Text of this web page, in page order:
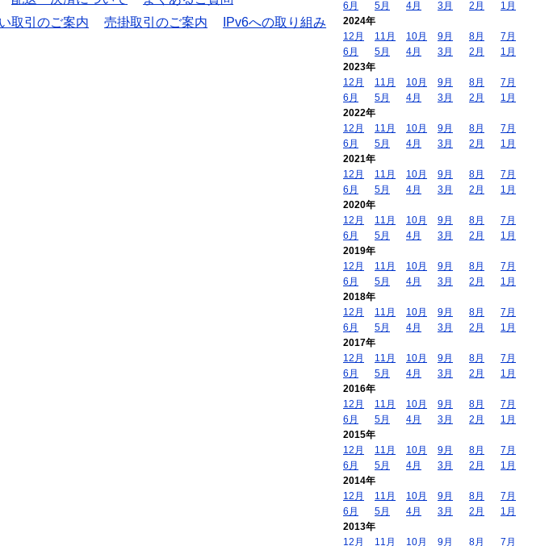
取引のご案内 売掛取引のご案内
IPv6への取り組み
6月
5月 4月 3月 2月
1月
2024年
12月
11月 10月 9月 8月
7月
6月
5月 4月 3月 2月
1月
2023年
12月
11月 10月 9月 8月
7月
6月
5月 4月 3月 2月
1月
2022年
12月
11月 10月 9月 8月
7月
6月
5月 4月 3月 2月
1月
2021年
12月
11月 10月 9月 8月
7月
6月
5月 4月 3月 2月
1月
2020年
12月
11月 10月 9月 8月
7月
6月
5月 4月 3月 2月
1月
2019年
12月
11月 10月 9月 8月
7月
6月
5月 4月 3月 2月
1月
2018年
12月
11月 10月 9月 8月
7月
6月
5月 4月 3月 2月
1月
2017年
12月
11月 10月 9月 8月
7月
6月
5月 4月 3月 2月
1月
2016年
12月
11月 10月 9月 8月
7月
6月
5月 4月 3月 2月
1月
2015年
12月
11月 10月 9月 8月
7月
6月
5月 4月 3月 2月
1月
2014年
12月
11月 10月 9月 8月
7月
6月
5月 4月 3月 2月
1月
2013年
12月
11月 10月 9月 8月 7月